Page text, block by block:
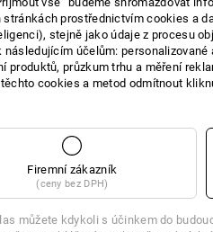
O
stránkách prostřednictvím cookies a
stejně jako údaje z procesu
následujícím účelům:
produktů, průzkum trhu a měření
cookies a metod odmítnout
Firemní zákazník
(ceny bez DPH)
můžete kdykoli s účinkem do